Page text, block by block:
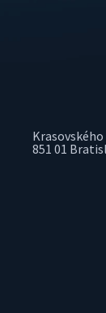
Krasovského
851 01